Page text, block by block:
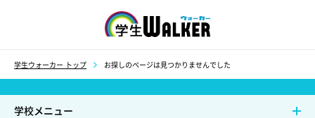
学生ウォーカー トップ お探しのページは見つかりませんでした
学校メニュー